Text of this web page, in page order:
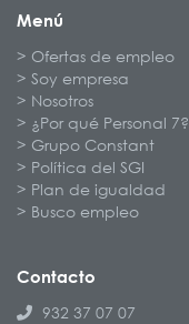
Menú
Ofertas de empleo
Soy empresa
Nosotros
¿Por qué Personal 7?
Grupo Constant
Política del SGI
Plan de igualdad
Busco empleo
Contacto
932 37 07 07